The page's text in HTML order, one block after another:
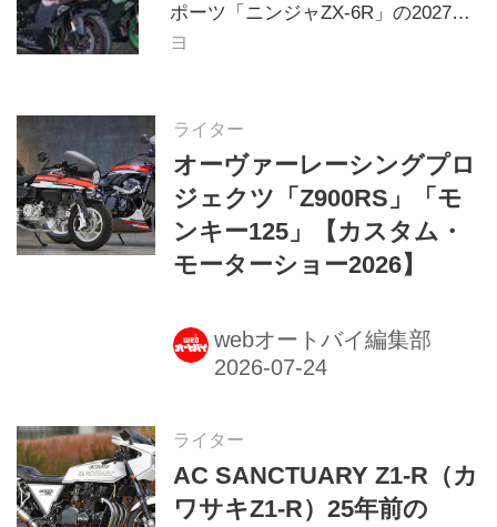
ポーツ「ニンジャZX-6R」の2027年
モデルを発表、2気筒ニンジャも出
ヨ
ライター
オーヴァーレーシングプロ
ジェクツ「Z900RS」「モ
ンキー125」【カスタム・
モーターショー2026】
webオートバイ編集部
ライター
AC SANCTUARY Z1-R（カ
ワサキZ1-R）25年前の